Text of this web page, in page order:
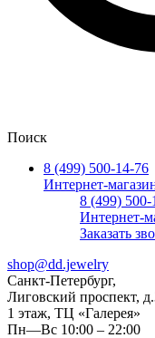
Поиск
8 (499) 500-14-76
Интернет-
8 (499) 500-
Интернет-
Заказать
shop@dd.jewelry
Санкт-Петербург,
Лиговский проспект,
1 этаж, ТЦ «Галерея»
Пн—Вс 10:00 – 22:00